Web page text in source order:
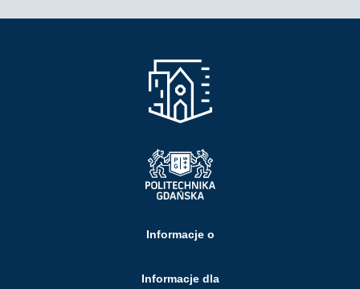
Informacje o
Informacje dla